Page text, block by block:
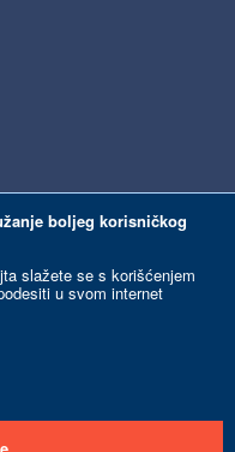
boljeg korisničkog
slažete se s korišćenjem
u svom internet